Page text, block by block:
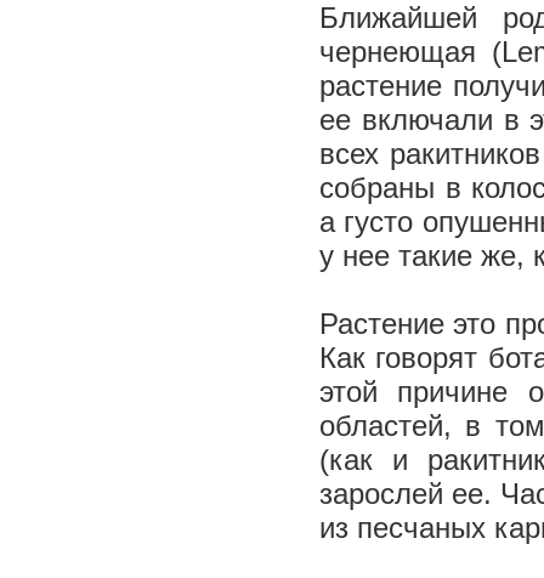
Ближайшей
чернеющая
растение
ее включали в
всех
собраны в
а густо
у нее такие же,
Растение это
Как говорят
этой причине
областей, в
(как и
зарослей ее.
из песчаных